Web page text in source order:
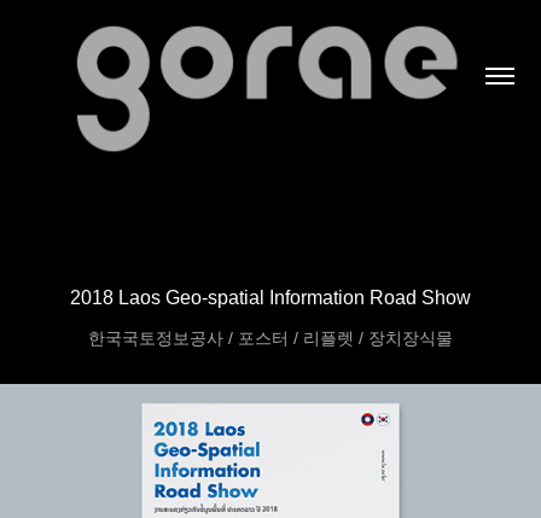
2018 Laos Geo-spatial Information Road Show
한국국토정보공사 / 포스터 / 리플렛 / 장치장식물